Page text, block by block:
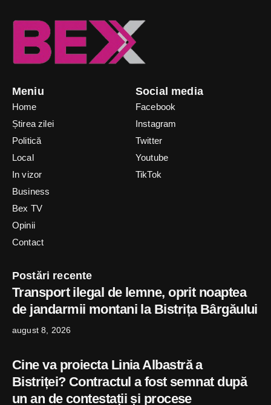
Meniu
Home
Știrea zilei
Politică
Local
In vizor
Business
Bex TV
Opinii
Contact
Social media
Facebook
Instagram
Twitter
Youtube
TikTok
Postări recente
Transport ilegal de lemne, oprit noaptea
de jandarmii montani la Bistrița Bârgăului
august 8, 2026
Cine va proiecta Linia Albastră a
Bistriței? Contractul a fost semnat după
un an de contestații și procese